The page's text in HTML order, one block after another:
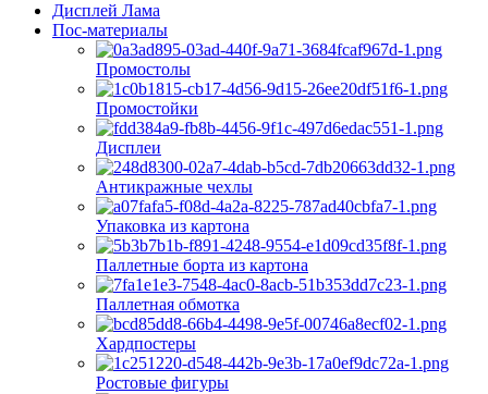
Дисплей Лама
Пос-материалы
Промостолы
Промостойки
Дисплеи
Антикражные чехлы
Упаковка из картона
Паллетные борта из картона
Паллетная обмотка
Хардпостеры
Ростовые фигуры